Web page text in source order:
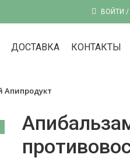
ВОЙТИ /
ДОСТАВКА КОНТАКТЫ